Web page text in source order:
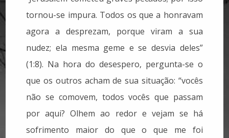
tornou-se impura. Todos os que a honravam
agora a desprezam, porque viram a sua
nudez; ela mesma geme e se desvia deles”
(1:8). Na hora do desespero, pergunta-se o
que os outros acham de sua situação: “vocês
não se comovem, todos vocês que passam
por aqui? Olhem ao redor e vejam se há
sofrimento maior do que o que me foi